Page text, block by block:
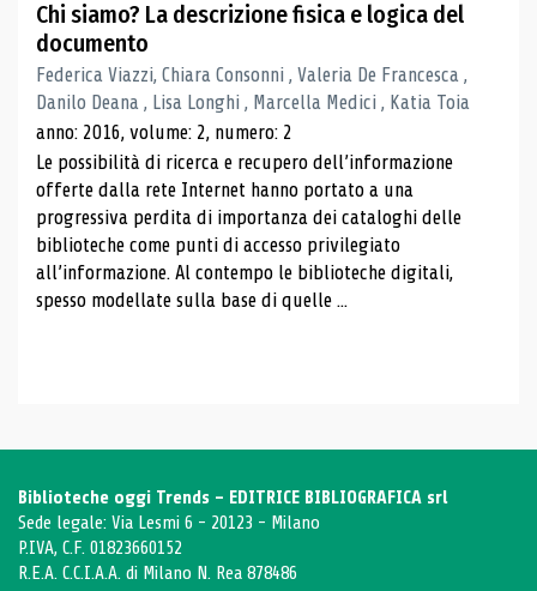
Chi siamo? La descrizione fisica e logica del
documento
Federica Viazzi, Chiara Consonni , Valeria De Francesca ,
Danilo Deana , Lisa Longhi , Marcella Medici , Katia Toia
anno: 2016, volume: 2, numero: 2
Le possibilità di ricerca e recupero dell’informazione
offerte dalla rete Internet hanno portato a una
progressiva perdita di importanza dei cataloghi delle
biblioteche come punti di accesso privilegiato
all’informazione. Al contempo le biblioteche digitali,
spesso modellate sulla base di quelle ...
Biblioteche oggi Trends - EDITRICE BIBLIOGRAFICA srl
Sede legale: Via Lesmi 6 - 20123 - Milano
P.IVA, C.F. 01823660152
R.E.A. C.C.I.A.A. di Milano N. Rea 878486